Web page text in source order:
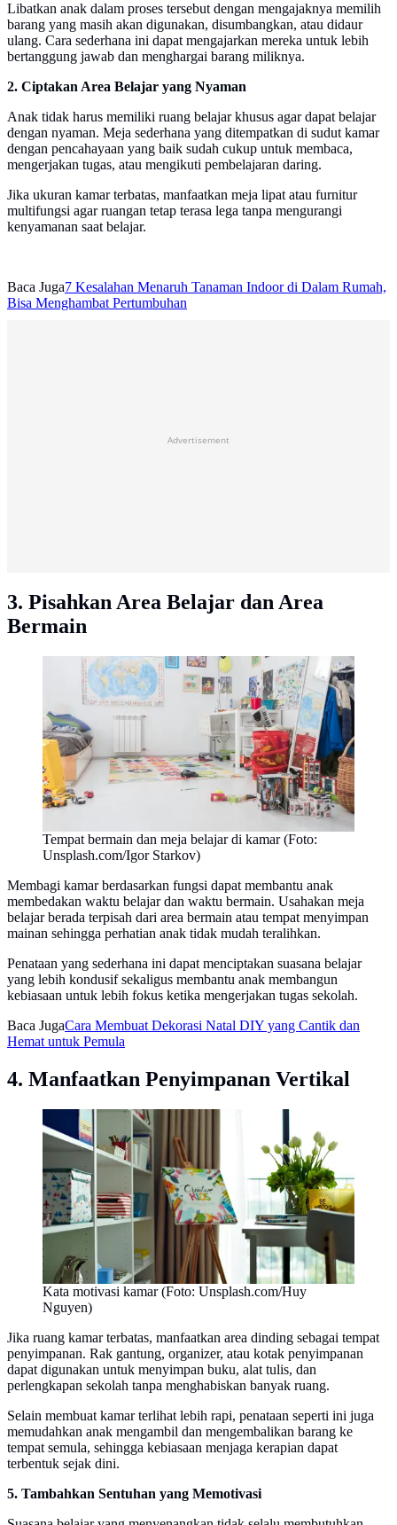
Libatkan anak dalam proses tersebut dengan mengajaknya memilih
barang yang masih akan digunakan, disumbangkan, atau didaur
ulang. Cara sederhana ini dapat mengajarkan mereka untuk lebih
bertanggung jawab dan menghargai barang miliknya.
2. Ciptakan Area Belajar yang Nyaman
Anak tidak harus memiliki ruang belajar khusus agar dapat belajar
dengan nyaman. Meja sederhana yang ditempatkan di sudut kamar
dengan pencahayaan yang baik sudah cukup untuk membaca,
mengerjakan tugas, atau mengikuti pembelajaran daring.
Jika ukuran kamar terbatas, manfaatkan meja lipat atau furnitur
multifungsi agar ruangan tetap terasa lega tanpa mengurangi
kenyamanan saat belajar.
Baca Juga7 Kesalahan Menaruh Tanaman Indoor di Dalam Rumah,
Bisa Menghambat Pertumbuhan
Advertisement
3. Pisahkan Area Belajar dan Area
Bermain
Tempat bermain dan meja belajar di kamar (Foto:
Unsplash.com/Igor Starkov)
Membagi kamar berdasarkan fungsi dapat membantu anak
membedakan waktu belajar dan waktu bermain. Usahakan meja
belajar berada terpisah dari area bermain atau tempat menyimpan
mainan sehingga perhatian anak tidak mudah teralihkan.
Penataan yang sederhana ini dapat menciptakan suasana belajar
yang lebih kondusif sekaligus membantu anak membangun
kebiasaan untuk lebih fokus ketika mengerjakan tugas sekolah.
Baca JugaCara Membuat Dekorasi Natal DIY yang Cantik dan
Hemat untuk Pemula
4. Manfaatkan Penyimpanan Vertikal
Kata motivasi kamar (Foto: Unsplash.com/Huy
Nguyen)
Jika ruang kamar terbatas, manfaatkan area dinding sebagai tempat
penyimpanan. Rak gantung, organizer, atau kotak penyimpanan
dapat digunakan untuk menyimpan buku, alat tulis, dan
perlengkapan sekolah tanpa menghabiskan banyak ruang.
Selain membuat kamar terlihat lebih rapi, penataan seperti ini juga
memudahkan anak mengambil dan mengembalikan barang ke
tempat semula, sehingga kebiasaan menjaga kerapian dapat
terbentuk sejak dini.
5. Tambahkan Sentuhan yang Memotivasi